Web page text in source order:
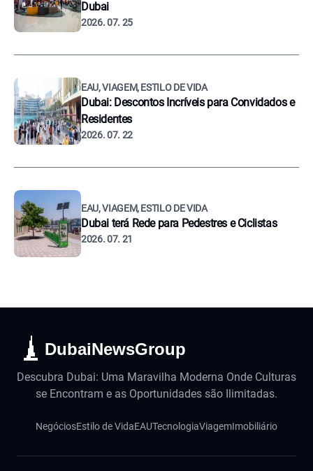
Dubai
2026. 07. 25
EAU, VIAGEM, ESTILO DE VIDA
Dubai: Descontos Incríveis para Convidados e
Residentes
2026. 07. 22
EAU, VIAGEM, ESTILO DE VIDA
Dubai terá Rede para Pedestres e Ciclistas
2026. 07. 21
DubaiNewsGroup
Descubra Dubai: Uma Maravilha Moderna Onde Culturas
se Encontram e as Oportunidades são Ilimitadas.
NegóciosEstilo de VidaEAUTecnologiaViagemImobiliário